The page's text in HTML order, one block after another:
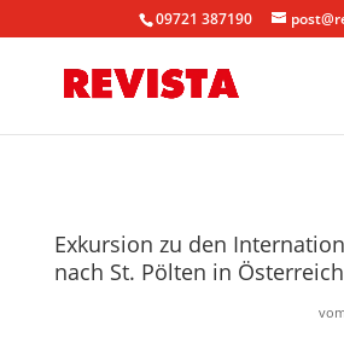
09721 387190
Exkursion zu den
nach St. Pölten in Österreich